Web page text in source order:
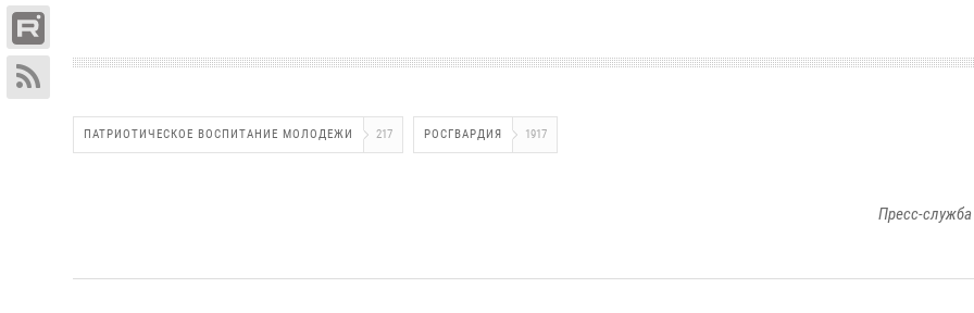
ПАТРИОТИЧЕСКОЕ ВОСПИТАНИЕ МОЛОДЕЖИ 217 РОСГВАРДИЯ 1917
Пресс-служба